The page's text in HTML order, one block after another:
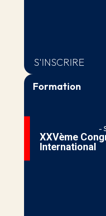
S'INSCRIRE
Formation
-
XXVème
International